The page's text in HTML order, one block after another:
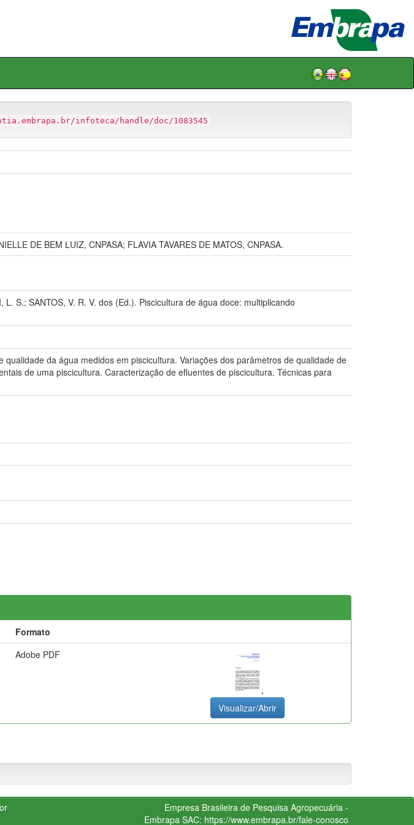
infoteca/handle/doc/1083545
DE BEM LUIZ, CNPASA; FLAVIA TAVARES DE MATOS, CNPASA.
S.; SANTOS, V. R. V. dos (Ed.). Piscicultura de água doce: multiplicando
da água medidos em piscicultura. Variações dos parâmetros de qualidade de
de uma piscicultura. Caracterização de efluentes de piscicultura. Técnicas para
Formato
Adobe PDF
Visualizar/Abrir
Empresa Brasileira de Pesquisa Agropecuária -
Embrapa SAC: https://www.embrapa.br/fale-conosco